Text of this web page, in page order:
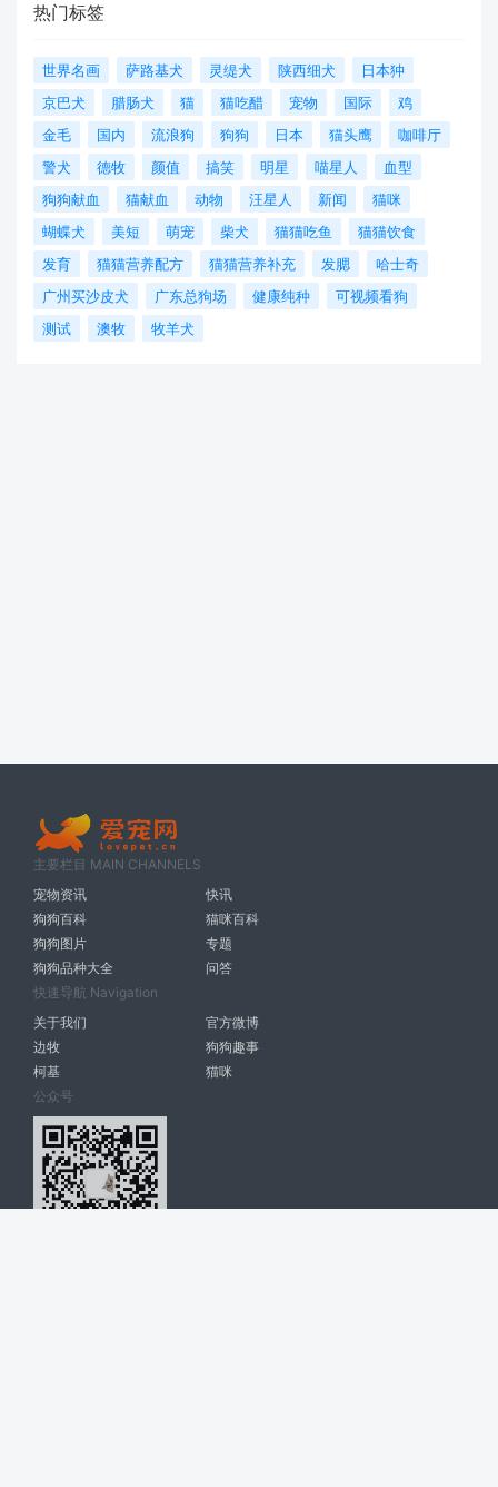
热门标签
世界名画 萨路基犬 灵缇犬 陕西细犬
日本狆
京巴犬
腊肠犬 猫 猫吃醋 宠物 国际
鸡
金毛
国内 流浪狗 狗狗 日本 猫头鹰
咖啡厅
警犬
德牧 颜值 搞笑 明星 喵星人
血型
狗狗献血
猫献血 动物 汪星人 新闻
猫咪
蝴蝶犬
美短 萌宠 柴犬 猫猫吃鱼
猫猫饮食
发育
猫猫营养配方 猫猫营养补充 发腮
哈士奇
广州买沙皮犬
广东总狗场 健康纯种
可视频看狗
测试
澳牧 牧羊犬
主要栏目 MAIN CHANNELS
宠物资讯
快讯
狗狗百科
猫咪百科
狗狗图片
专题
狗狗品种大全
问答
快速导航 Navigation
关于我们
官方微博
边牧
狗狗趣事
柯基
猫咪
公众号